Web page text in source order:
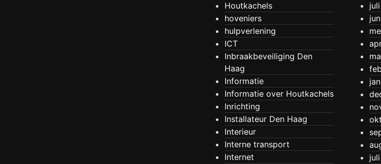
Houtkachels
hoveniers
hulpverlening
ICT
Inbraakbeveiliging Den
Haag
Informatie
Informatie over Houtkachels
Inrichting
Installateur Den Haag
Interieur
Interne transport
Internet